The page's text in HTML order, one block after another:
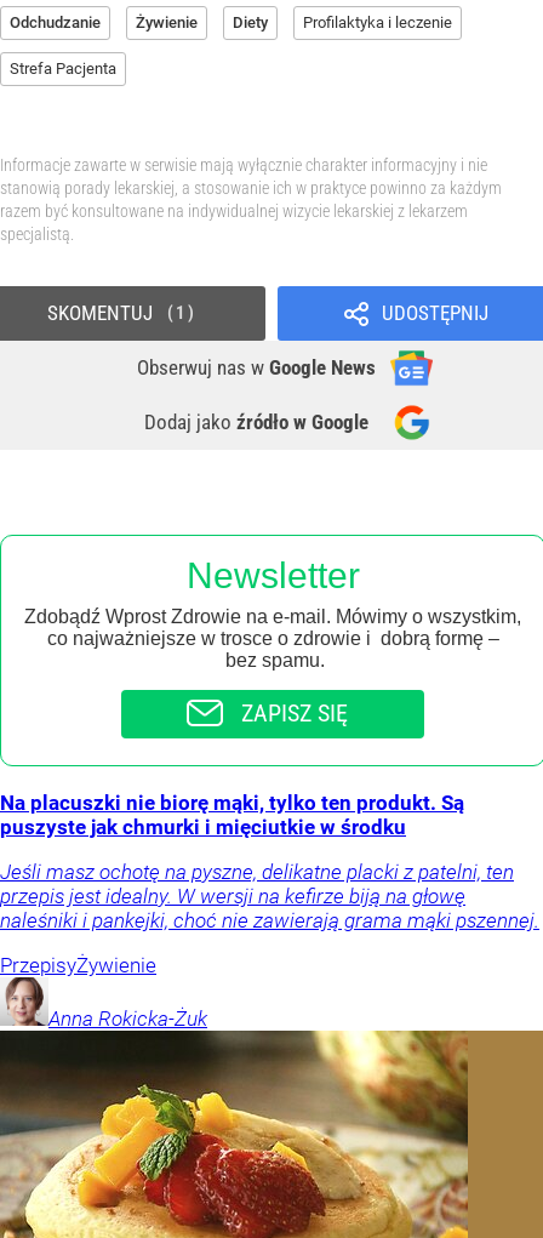
Odchudzanie Żywienie Diety Profilaktyka i leczenie
Strefa Pacjenta
Informacje zawarte w serwisie mają wyłącznie charakter informacyjny i nie
stanowią porady lekarskiej, a stosowanie ich w praktyce powinno za każdym
razem być konsultowane na indywidualnej wizycie lekarskiej z lekarzem
specjalistą.
UDOSTĘPNIJ
Obserwuj nas w Google News
Dodaj jako źródło w Google
SKOMENTUJ 1
Newsletter
Zdobądź Wprost Zdrowie na e-mail. Mówimy o wszystkim,
co najważniejsze w trosce o zdrowie i dobrą formę –
bez spamu.
ZAPISZ SIĘ
Na placuszki nie biorę mąki, tylko ten produkt. Są
puszyste jak chmurki i mięciutkie w środku
Jeśli masz ochotę na pyszne, delikatne placki z patelni, ten
przepis jest idealny. W wersji na kefirze biją na głowę
naleśniki i pankejki, choć nie zawierają grama mąki pszennej.
PrzepisyŻywienie
Anna Rokicka-Żuk